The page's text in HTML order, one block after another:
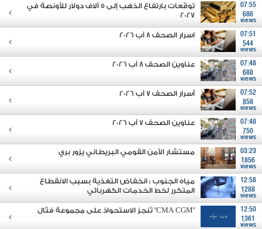
07:55
686
views
توقّعات بارتفاع الذهب إلى 5 آلاف دولار للأونصة في
2027
07:51
544
views
اسرار الصحف 8 آب 2026
07:48
688
views
عناوين الصحف 8 آب 2026
07:52
858
views
أسرار الصحف 7 آب 2026
07:48
750
views
عناوين الصحف 7 آب 2026
03:23
1856
views
مستشار الأمن القومي البريطاني يزور بري
12:58
1288
views
مياه الجنوب : انخفاض التغذية بسبب الانقطاع
المتكرر لخط الخدمات الكهربائي
12:50
1361
views
"CMA CGM" تُنجز الاستحواذ على مجموعة فتّال